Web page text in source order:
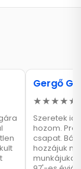
Gergő
Szeretek
hozom.
csapat.
hozzájuk
munkájukat.